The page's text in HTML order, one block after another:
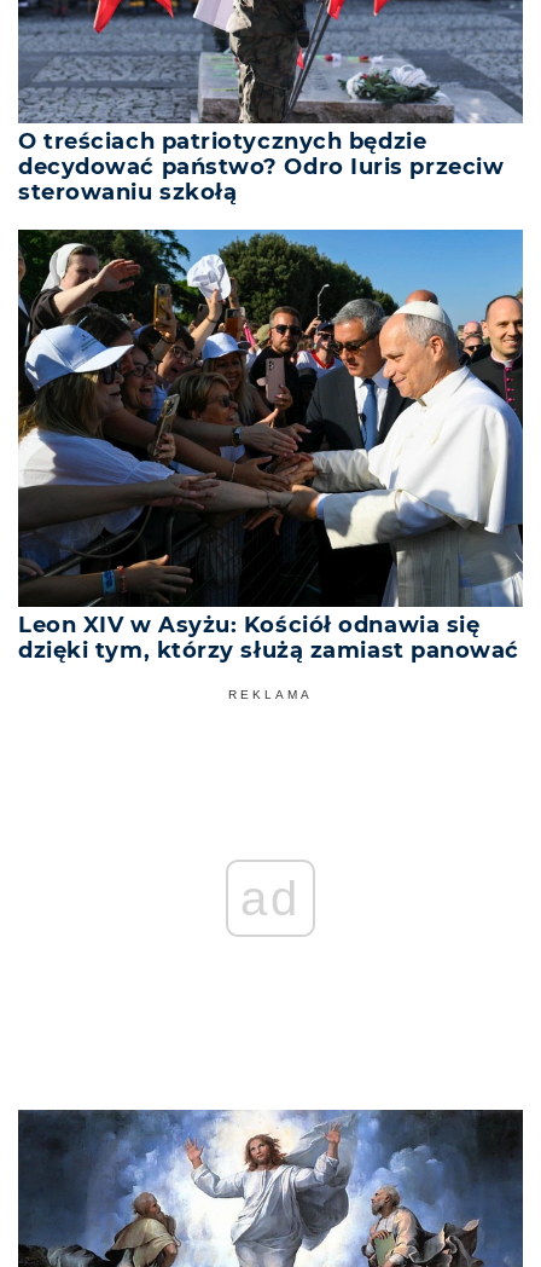
O treściach patriotycznych będzie
decydować państwo? Odro Iuris przeciw
sterowaniu szkołą
Leon XIV w Asyżu: Kościół odnawia się
dzięki tym, którzy służą zamiast panować
REKLAMA
ad